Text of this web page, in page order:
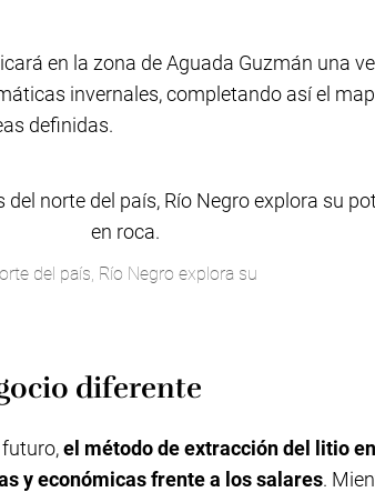
en la zona de Aguada Guzmán una
invernales, completando así el
definidas.
del país, Río Negro explora su
diferente
el método de extracción del litio
y económicas frente a los salares.